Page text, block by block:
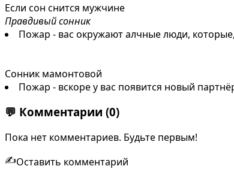
Если сон снится мужчине
Правдивый сонник
Пожар - вас окружают алчные люди,
Сонник мамонтовой
Пожар - вскоре у вас появится новый
💬 Комментарии (0)
Пока нет комментариев. Будьте первым!
✍️Оставить комментарий